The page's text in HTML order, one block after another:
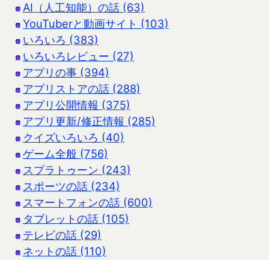
AI（人工知能）の話 (63)
YouTuberと動画サイト (103)
いろいろ (383)
いろいろレビュー (27)
アプリの事 (394)
アプリストアの話 (288)
アプリ公開情報 (375)
アプリ更新/修正情報 (285)
クイズいろいろ (40)
ゲーム全般 (756)
スプラトゥーン (243)
スポーツの話 (234)
スマートフォンの話 (600)
タブレットの話 (105)
テレビの話 (29)
ネットの話 (110)